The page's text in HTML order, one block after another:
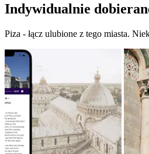
Indywidualnie
Piza - łącz ulubione z tego miasta.